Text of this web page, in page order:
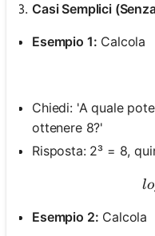
Casi Semplici
Esempio 1: Calcola
Chiedi: 'A quale
ottenere 8?'
Risposta: 2³ = 8,
lo
Esempio 2: Calcola